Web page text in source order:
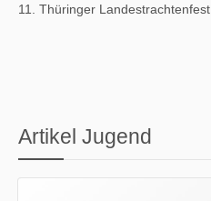
11. Thüringer Landestrachtenfest
Artikel Jugend